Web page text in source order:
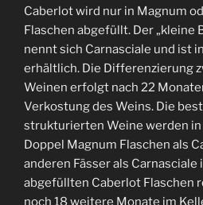
Caberlot wird nur in Magnum
Flaschen abgefüllt. Der „kleine
nennt sich Carnasciale und ist
erhältlich. Die Differenzierung
Weinen erfolgt nach 22
Verkostung des Weins. Die
strukturierten Weine werden in
Doppel Magnum Flaschen als
anderen Fässer als Carnasciale
abgefüllten Caberlot Flaschen
noch 18 weitere Monate im